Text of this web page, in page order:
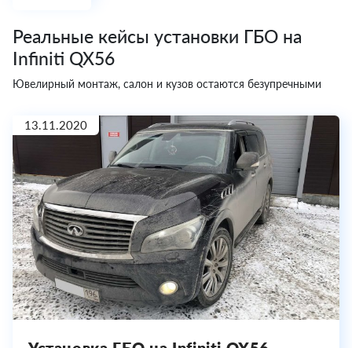
Реальные кейсы установки ГБО на
Infiniti QX56
Ювелирный монтаж, салон и кузов остаются безупречными
13.11.2020